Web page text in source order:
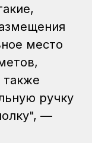
место
также
ручку
—